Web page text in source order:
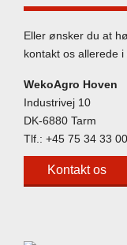
Eller ønsker du at
kontakt os allerede i
WekoAgro Hoven
Industrivej 10
DK-6880 Tarm
Tlf.: +45 75 34 33 00
Kontakt os